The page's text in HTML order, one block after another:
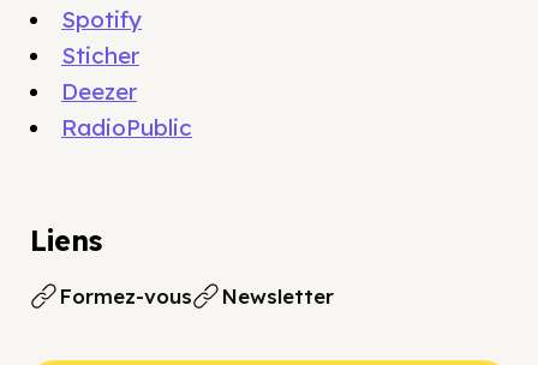
Spotify
Sticher
Deezer
RadioPublic
Liens
Formez-vous Newsletter